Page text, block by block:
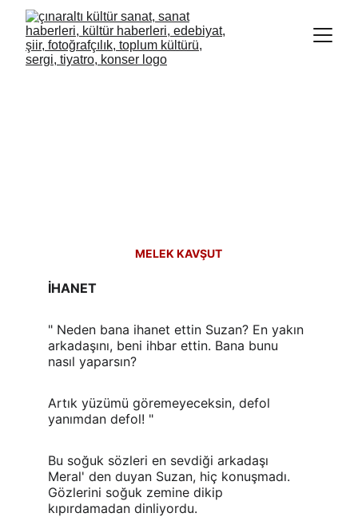
MELEK KAVŞUT
İHANET
" Neden bana ihanet ettin Suzan? En yakın
arkadaşını, beni ihbar ettin. Bana bunu
nasıl yaparsın?
Artık yüzümü göremeyeceksin, defol
yanımdan defol! "
Bu soğuk sözleri en sevdiği arkadaşı
Meral' den duyan Suzan, hiç konuşmadı.
Gözlerini soğuk zemine dikip
kıpırdamadan dinliyordu.